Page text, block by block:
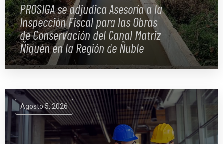
PROSIGA se adjudica Asesoría a la
Inspección Fiscal para las Obras
de Conservación del Canal Matriz
Ñiquén en la Región de Ñuble
Agosto 5, 2026